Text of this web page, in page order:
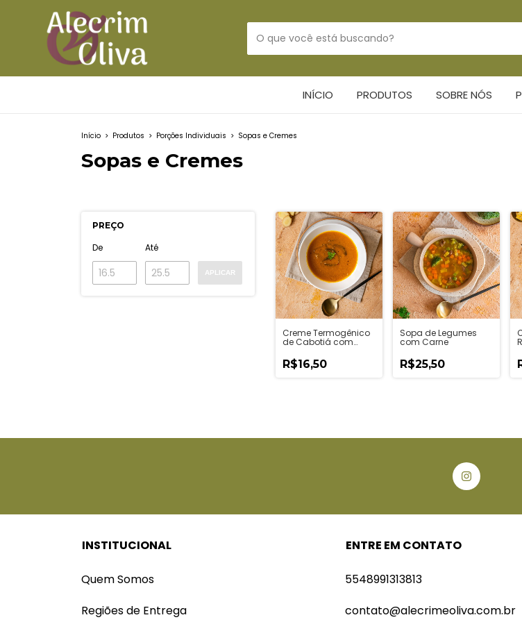
INÍCIO PRODUTOS SOBRE NÓS
Início > Produtos > Porções Individuais > Sopas e Cremes
Sopas e Cremes
PREÇO
De Até
APLICAR
Creme Termogênico
de Cabotiá com
Caramelizada
R$16,50
Sopa de Legumes
com Carne
R$25,50
INSTITUCIONAL
Quem Somos
Regiões de Entrega
ENTRE EM CONTATO
5548991313813
contato@alecrimeoliva.com.br